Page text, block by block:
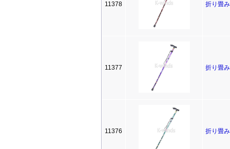
11378 折り畳
11377 折り畳
11376 折り畳